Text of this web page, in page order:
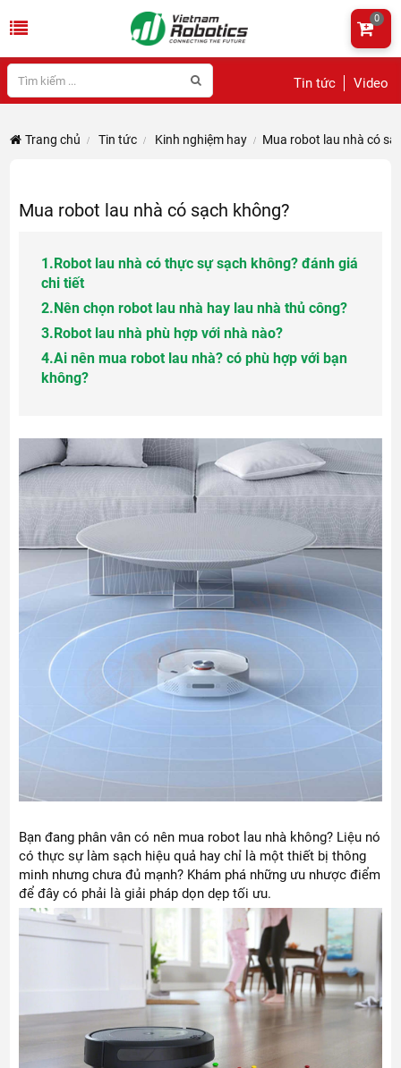
Tin tức Video
0
Trang chủ Tin tức Kinh nghiệm hay Mua robot lau nhà có
Mua robot lau nhà có sạch không?
1.Robot lau nhà có thực sự sạch không? đánh giá
chi tiết
2.Nên chọn robot lau nhà hay lau nhà thủ công?
3.Robot lau nhà phù hợp với nhà nào?
4.Ai nên mua robot lau nhà? có phù hợp với bạn
không?
Bạn đang phân vân có nên mua robot lau nhà không? Liệu nó
có thực sự làm sạch hiệu quả hay chỉ là một thiết bị thông
minh nhưng chưa đủ mạnh? Khám phá những ưu nhược điểm
để đây có phải là giải pháp dọn dẹp tối ưu.